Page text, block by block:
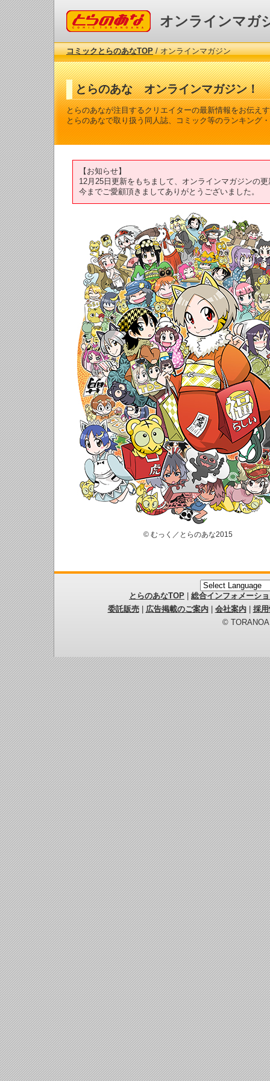
コミックとらのあな オンラインマガ
コミックとらのあなTOP/ オンラインマガジン
とらのあな オンラインマガジン！
とらのあなが注目するクリエイターの最新情報をお伝え
とらのあなで取り扱う同人誌、コミック等のランキング
【お知らせ】
12月25日更新をもちまして、オンラインマガジンの
今までご愛顧頂きましてありがとうございました。
© むっく／とらのあな2015
とらのあなTOP
総合インフォメーシ
委託販売| 広告掲載のご案内| 会社案内| 採
©